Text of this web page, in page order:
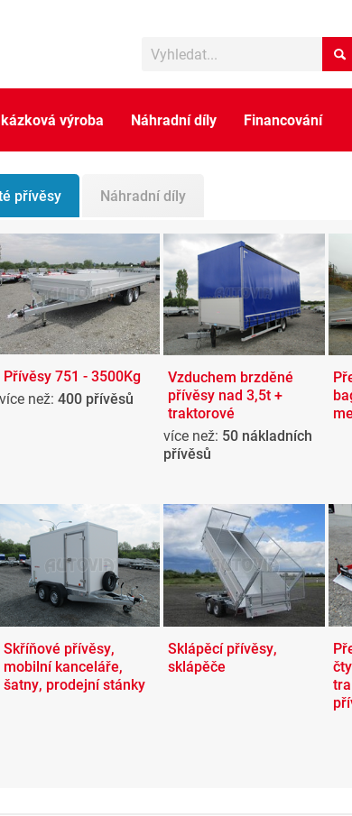
výroba Náhradní díly Financování
přívěsy Náhradní díly
Přívěsy 751 - 3500Kg
více než: 400 přívěsů
Vzduchem brzděné
přívěsy nad 3,5t +
traktorové
více než: 50 nákladních
přívěsů
Skříňové přívěsy,
mobilní kanceláře,
šatny, prodejní stánky
Sklápěcí přívěsy,
sklápěče